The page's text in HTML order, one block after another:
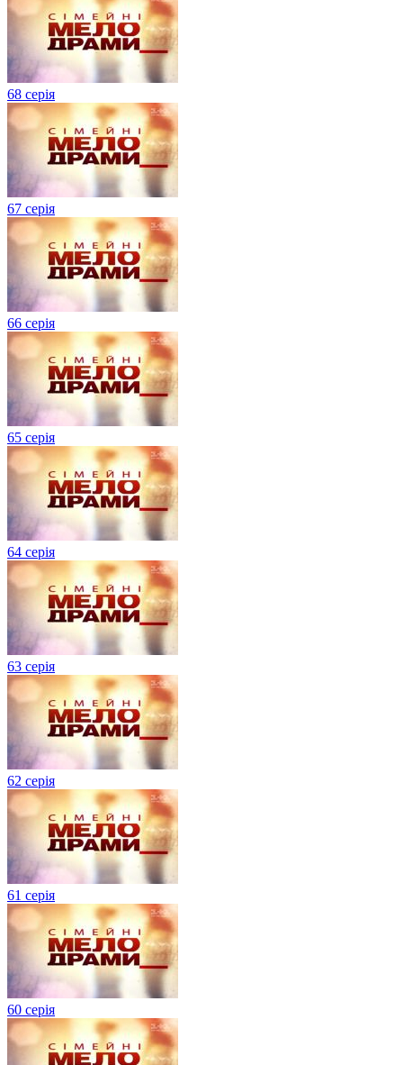
68 серія
67 серія
66 серія
65 серія
64 серія
63 серія
62 серія
61 серія
60 серія